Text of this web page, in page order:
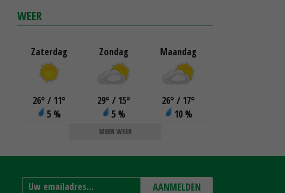
WEER
Zaterdag
26° / 11°
5 %
Zondag
29° / 15°
5 %
Maandag
26° / 17°
10 %
MEER WEER
AANMELDEN